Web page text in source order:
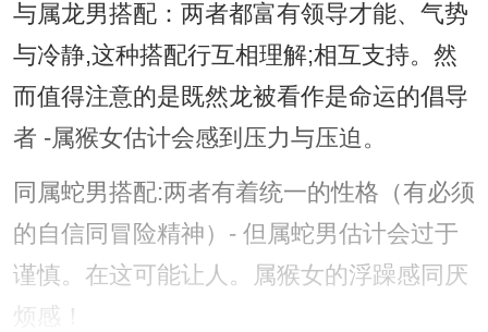
与属龙男搭配：两者都富有领导才能、气势
与冷静,这种搭配行互相理解;相互支持。然
而值得注意的是既然龙被看作是命运的倡导
者 -属猴女估计会感到压力与压迫。
同属蛇男搭配:两者有着统一的性格（有必须
的自信同冒险精神）- 但属蛇男估计会过于
谨慎。在这可能让人。属猴女的浮躁感同厌
烦感！